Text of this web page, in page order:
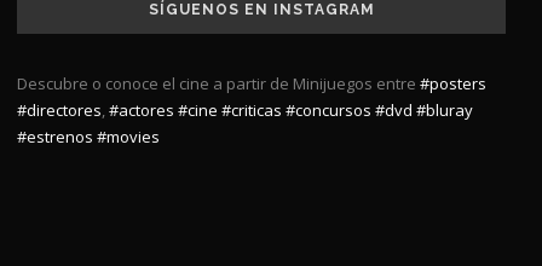
SÍGUENOS EN INSTAGRAM
Descubre o conoce el cine a partir de Minijuegos entre #posters
#directores,#actores #cine #criticas #concursos #dvd #bluray
#estrenos #movies